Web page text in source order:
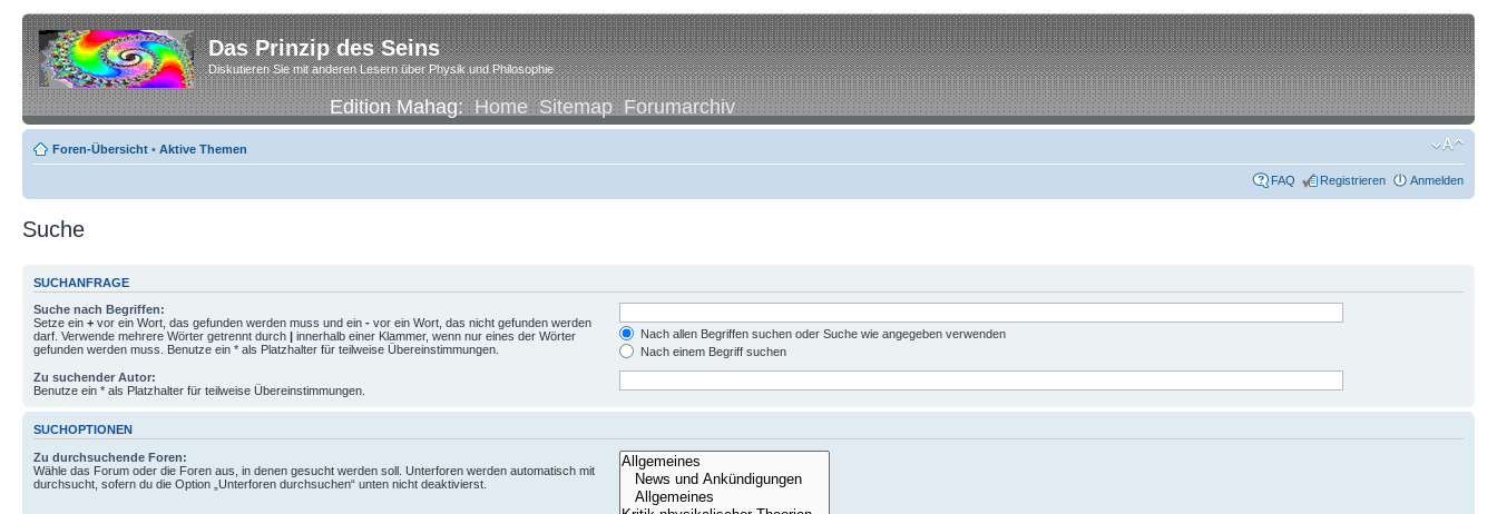
Das Prinzip des Seins
Diskutieren Sie mit anderen Lesern über Physik und Philosophie
Edition Mahag:Home Sitemap Forumarchiv
Foren-Übersicht • Aktive Themen
FAQ Registrieren Anmelden
Suche
SUCHANFRAGE
Suche nach Begriffen:
Setze ein + vor ein Wort, das gefunden werden muss und ein - vor ein Wort, das nicht gefunden werden
darf. Verwende mehrere Wörter getrennt durch | innerhalb einer Klammer, wenn nur eines der Wörter
gefunden werden muss. Benutze ein * als Platzhalter für teilweise Übereinstimmungen.
Nach allen Begriffen suchen oder Suche wie angegeben verwenden
Nach einem Begriff suchen
Zu suchender Autor:
Benutze ein * als Platzhalter für teilweise Übereinstimmungen.
SUCHOPTIONEN
Zu durchsuchende Foren:
Wähle das Forum oder die Foren aus, in denen gesucht werden soll. Unterforen werden automatisch mit
durchsucht, sofern du die Option „Unterforen durchsuchen“ unten nicht deaktivierst.